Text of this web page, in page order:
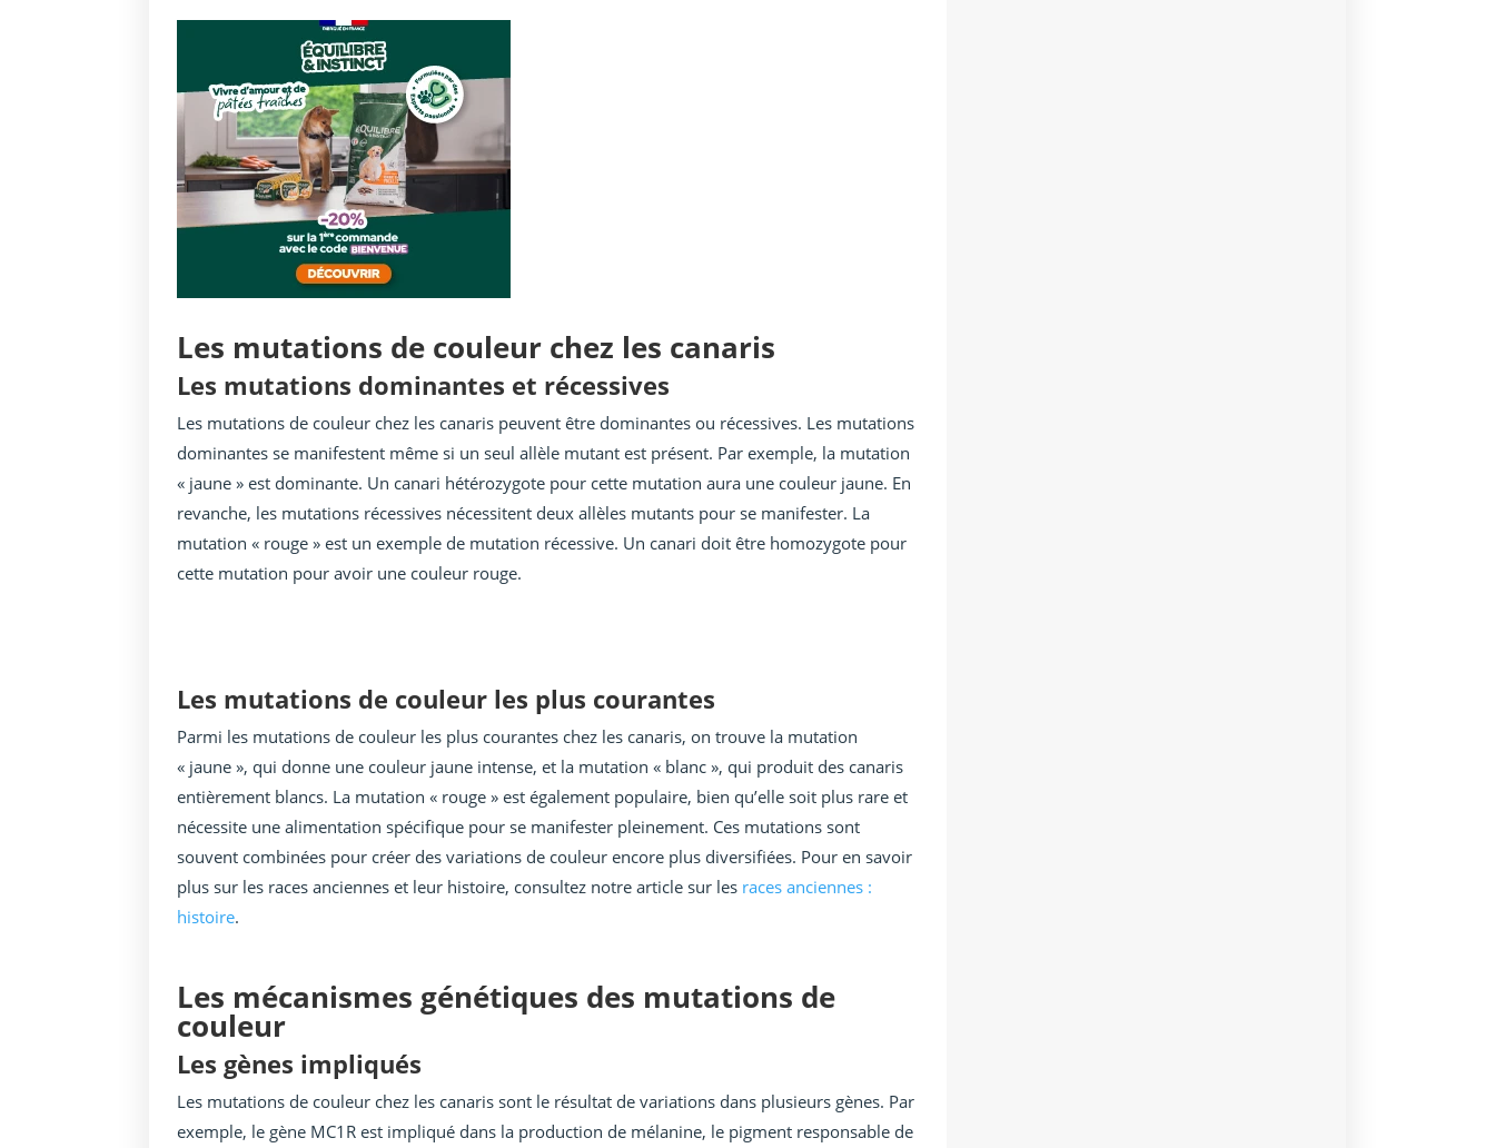
Les mutations de couleur chez les canaris
Les mutations dominantes et récessives
Les mutations de couleur chez les canaris peuvent être dominantes ou récessives. Les mutations
dominantes se manifestent même si un seul allèle mutant est présent. Par exemple, la mutation
« jaune » est dominante. Un canari hétérozygote pour cette mutation aura une couleur jaune. En
revanche, les mutations récessives nécessitent deux allèles mutants pour se manifester. La
mutation « rouge » est un exemple de mutation récessive. Un canari doit être homozygote pour
cette mutation pour avoir une couleur rouge.
Les mutations de couleur les plus courantes
Parmi les mutations de couleur les plus courantes chez les canaris, on trouve la mutation
« jaune », qui donne une couleur jaune intense, et la mutation « blanc », qui produit des canaris
entièrement blancs. La mutation « rouge » est également populaire, bien qu’elle soit plus rare et
nécessite une alimentation spécifique pour se manifester pleinement. Ces mutations sont
souvent combinées pour créer des variations de couleur encore plus diversifiées. Pour en savoir
plus sur les races anciennes et leur histoire, consultez notre article sur les races anciennes :
histoire.
Les mécanismes génétiques des mutations de
couleur
Les gènes impliqués
Les mutations de couleur chez les canaris sont le résultat de variations dans plusieurs gènes. Par
exemple, le gène MC1R est impliqué dans la production de mélanine, le pigment responsable de